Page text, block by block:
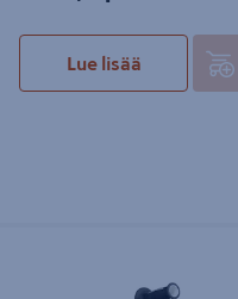
Lue lisää